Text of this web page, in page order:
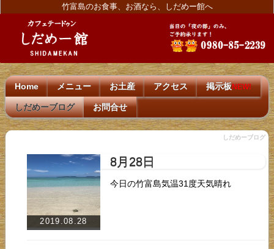
竹富島のお食事、お酒なら、しだめー館へ
Home メニュー お土産 アクセス 掲示板NEW!
しだめーブログ お問合せ
しだめーブログ
2019.08.28
8月28日
今日の竹富島気温31度天気晴れ